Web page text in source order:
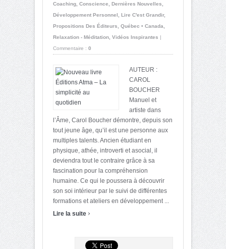
Coaching Conscience Dernières Nouvelles
Développement Personnel
Lire C'est Grandir,
Propositions Des Éditeurs
Québec • Canada
Relaxation - Méditation Vidéos Inspirantes |
Commentaire : 0
AUTEUR :
CAROL
BOUCHER
Manuel et
artiste dans
l’Âme, Carol Boucher démontre, depuis son
tout jeune âge, qu’il est une personne aux
multiples talents. Ancien étudiant en
physique, athée, introverti et asocial, il
deviendra tout le contraire grâce à sa
fascination pour la compréhension
humaine. Ce qui le poussera à découvrir
son soi intérieur par le suivi de différentes
formations et ateliers en développement ...
Lire la suite ›